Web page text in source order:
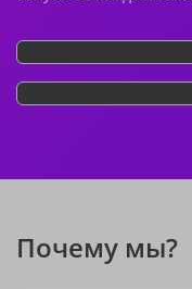
Почему мы?